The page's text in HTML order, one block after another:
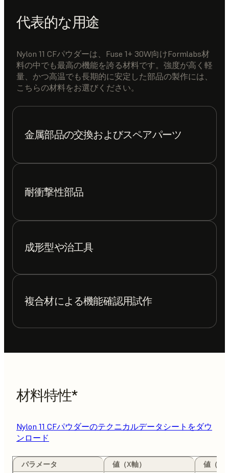
代表的な用途
Nylon 11 CFパウダーは、Fuse 1+ 30W向けFormlabs材
料の中でも最高の機能を誇る材料です。強度が高く軽
量、かつ高温でも長期的に安定した部品の製作には、
こちらの材料をお選びください。
金属部品の交換およびスペアパーツ
耐衝撃性部品
成形型や治工具
複合材による機能確認用試作
材料特性*
Nylon 11 CFパウダーのテクニカルデータシートをダウ
ンロード
パラメータ 値（X軸） 値（Y